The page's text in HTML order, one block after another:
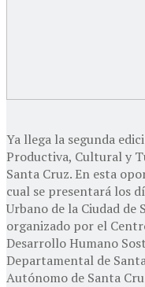
Ya llega la segunda
Productiva, Cultural y
Santa Cruz. En esta
cual se presentará los
Urbano de la Ciudad de
organizado por el
Desarrollo Humano
Departamental de
Autónomo de Santa